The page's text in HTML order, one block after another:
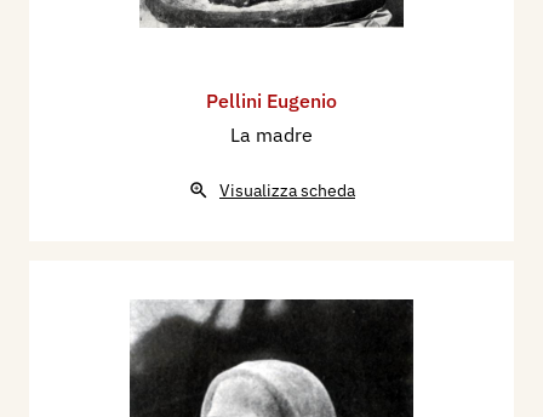
Pellini Eugenio
La madre
Visualizza scheda